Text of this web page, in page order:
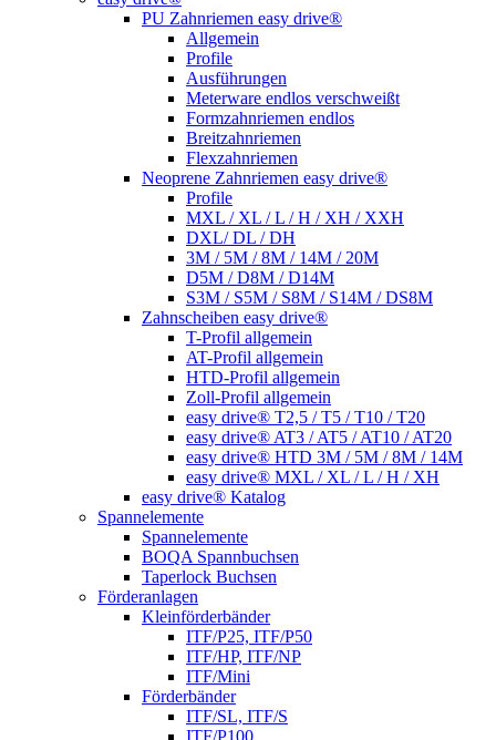
PU Zahnriemen easy drive®
Allgemein
Profile
Ausführungen
Meterware endlos verschweißt
Formzahnriemen endlos
Breitzahnriemen
Flexzahnriemen
Neoprene Zahnriemen easy drive®
Profile
MXL / XL / L / H / XH / XXH
DXL/ DL / DH
3M / 5M / 8M / 14M / 20M
D5M / D8M / D14M
S3M / S5M / S8M / S14M / DS8M
Zahnscheiben easy drive®
T-Profil allgemein
AT-Profil allgemein
HTD-Profil allgemein
Zoll-Profil allgemein
easy drive® T2,5 / T5 / T10 / T20
easy drive® AT3 / AT5 / AT10 / AT20
easy drive® HTD 3M / 5M / 8M / 14M
easy drive® MXL / XL / L / H / XH
easy drive® Katalog
Spannelemente
Spannelemente
BOQA Spannbuchsen
Taperlock Buchsen
Förderanlagen
Kleinförderbänder
ITF/P25, ITF/P50
ITF/HP, ITF/NP
ITF/Mini
Förderbänder
ITF/SL, ITF/S
ITF/P100